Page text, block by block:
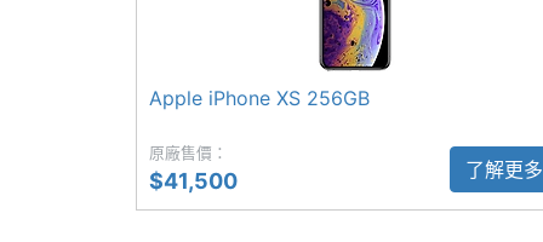
◎ 1,200 萬畫素 + 1,200 萬畫素 iSight 攝
◎ Face ID 臉部解鎖
◎ 支援 18W 快充、Qi 無線充電
1200 萬畫素
主相機感光元件 CMOS
主相機光圈F
Apple iPhone XS 256GB
原廠售價：
$41,500 了解更多